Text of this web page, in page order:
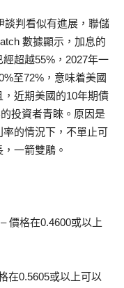
談判看似有進展，聯儲
數據顯示，加息的
超越55%，2027年一
至72%，意味着美國
近期美國的10年期債
投資者青睞。原因是
的情況下，不單止可
一箭雙鵰。
價格在0.4600或以上
或以上可以